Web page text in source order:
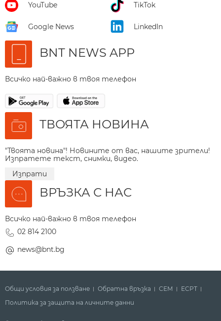
YouTube TikTok
Google News LinkedIn
BNT NEWS APP
Всичко най-важно в твоя телефон
ТВОЯТА НОВИНА
"Твоята новина"! Новините от вас, нашите зрители!
Изпратете текст, снимки, видео.
Изпрати
ВРЪЗКА С НАС
Всичко най-важно в твоя телефон
02 814 2100
news@bnt.bg
Общи условия за ползване Обратна връзка СЕМ
ECPT
Политика за защита на личните данни